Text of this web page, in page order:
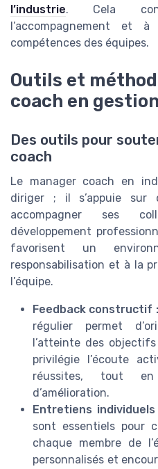
l’industrie. Cela
l’accompagnement et
compétences des équipes.
Outils et
coach en
Des outils pour
coach
Le manager coach en
diriger ; il s’appuie sur
accompagner ses
développement
favorisent un
responsabilisation et à la
l’équipe.
Feedback constructif :
régulier permet
l’atteinte des
privilégie l’écoute
réussites, tout
d’amélioration.
Entretiens individuels
sont essentiels pour
chaque membre de
personnalisés et